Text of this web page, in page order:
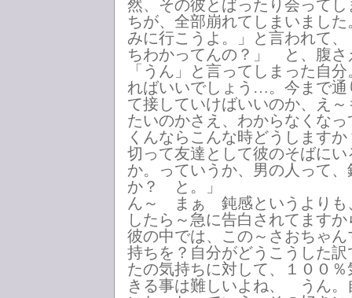
然、その彼とばったり会って
ちが、全部崩れてしまいまし
みに行こうよ。」と言われて
ちわかってんの？」 と、腹さ
「うん」と言ってしまった自
ればいいでしょう…。今まで通
て接していけばいいのか、え
たいのかさえ、わからなくな
くんならこんな時どうしま
切って友達として彼のそばに
か。っていうか、男の人って
か？ と。」
ん～ まぁ 鈍感というより
したら～急に告白されてます
彼の中では、この～さおちゃ
持ちを？自分がどうこうした
たの気持ちに対して、１００
きる事は難しいよね、 うん。